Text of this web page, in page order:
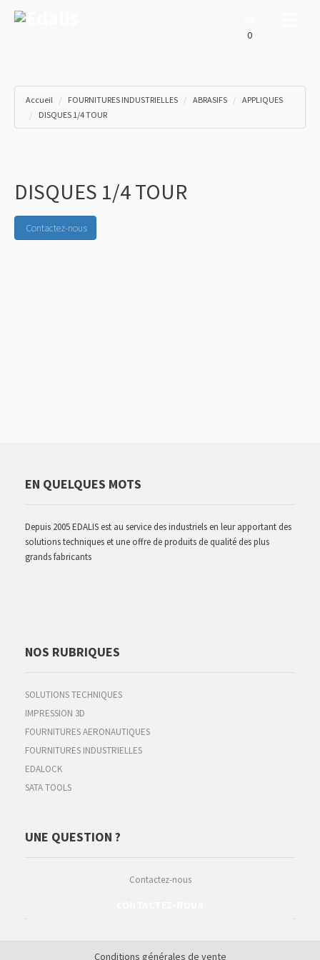
0
Accueil FOURNITURES INDUSTRIELLES ABRASIFS
APPLIQUES
DISQUES 1/4 TOUR
DISQUES 1/4 TOUR
Contactez-nous
EN QUELQUES MOTS
Depuis 2005 EDALIS est au service des industriels en leur apportant des
solutions techniques et une offre de produits de qualité des plus
grands fabricants
NOS RUBRIQUES
SOLUTIONS TECHNIQUES
IMPRESSION 3D
FOURNITURES AERONAUTIQUES
FOURNITURES INDUSTRIELLES
EDALOCK
SATA TOOLS
UNE QUESTION ?
Contactez-nous
Conditions générales de vente